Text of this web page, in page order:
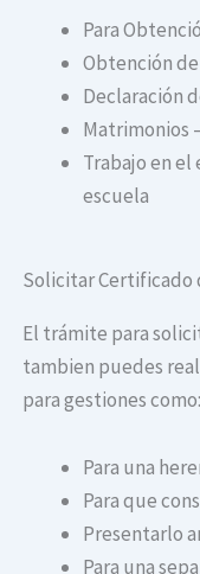
Para
Obtención
Declaración
Matrimonios
Trabajo en
escuela
Solicitar Certificado
El trámite para
tambien puedes
para gestiones como:
Para una
Para que
Presentarlo
Para una